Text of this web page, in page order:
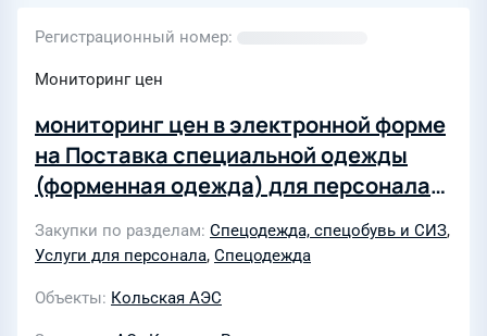
Регистрационный номер
Мониторинг цен
мониторинг цен в электронной форме
на Поставка специальной одежды
(форменная одежда) для персонала
службы общественного питания и
службы сервисных услуг
Закупки по разделам Спецодежда, спецобувь и СИЗ,
Услуги для персонала, Спецодежда
Объекты Кольская АЭС